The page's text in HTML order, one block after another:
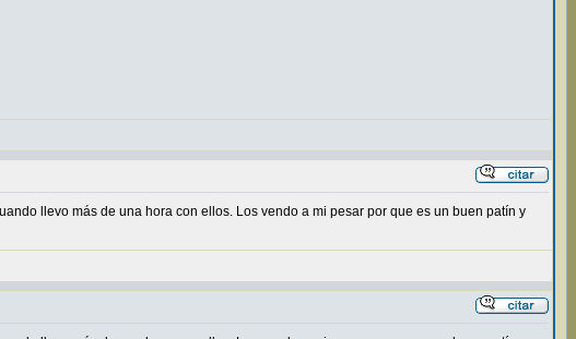
llevo más de una hora con ellos. Los vendo a mi pesar por que es un buen patín y